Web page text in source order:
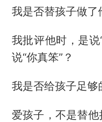
我是否替孩子做了
我批评他时，是
说“你真笨”？
我是否给孩子足够
爱孩子，不是替